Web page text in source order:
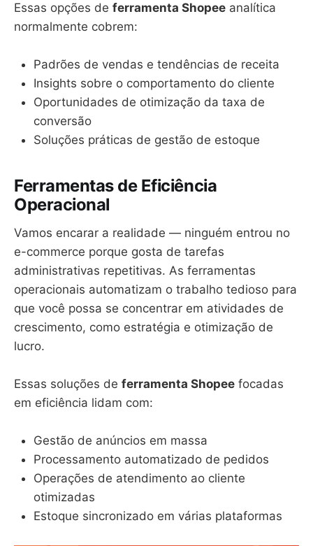
Essas opções de ferramenta Shopee analítica
normalmente cobrem:
Padrões de vendas e tendências de receita
Insights sobre o comportamento do cliente
Oportunidades de otimização da taxa de
conversão
Soluções práticas de gestão de estoque
Ferramentas de Eficiência
Operacional
Vamos encarar a realidade — ninguém entrou no
e-commerce porque gosta de tarefas
administrativas repetitivas. As ferramentas
operacionais automatizam o trabalho tedioso para
que você possa se concentrar em atividades de
crescimento, como estratégia e otimização de
lucro.
Essas soluções de ferramenta Shopee focadas
em eficiência lidam com:
Gestão de anúncios em massa
Processamento automatizado de pedidos
Operações de atendimento ao cliente
otimizadas
Estoque sincronizado em várias plataformas